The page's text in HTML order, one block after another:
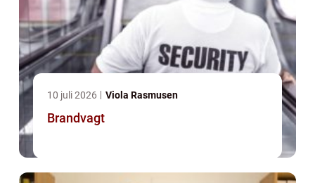
10 juli 2026 Viola Rasmusen
Brandvagt